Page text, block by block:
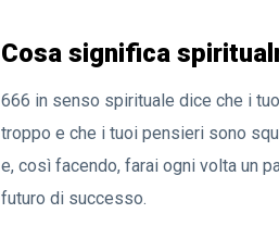
Cosa significa
666 in senso spirituale dice che i
troppo e che i tuoi pensieri sono
e, così facendo, farai ogni volta un
futuro di successo.